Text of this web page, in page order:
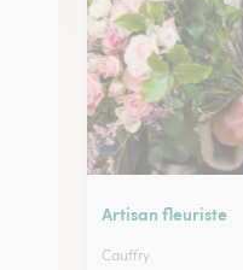
Artisan fleuriste
Cauffry